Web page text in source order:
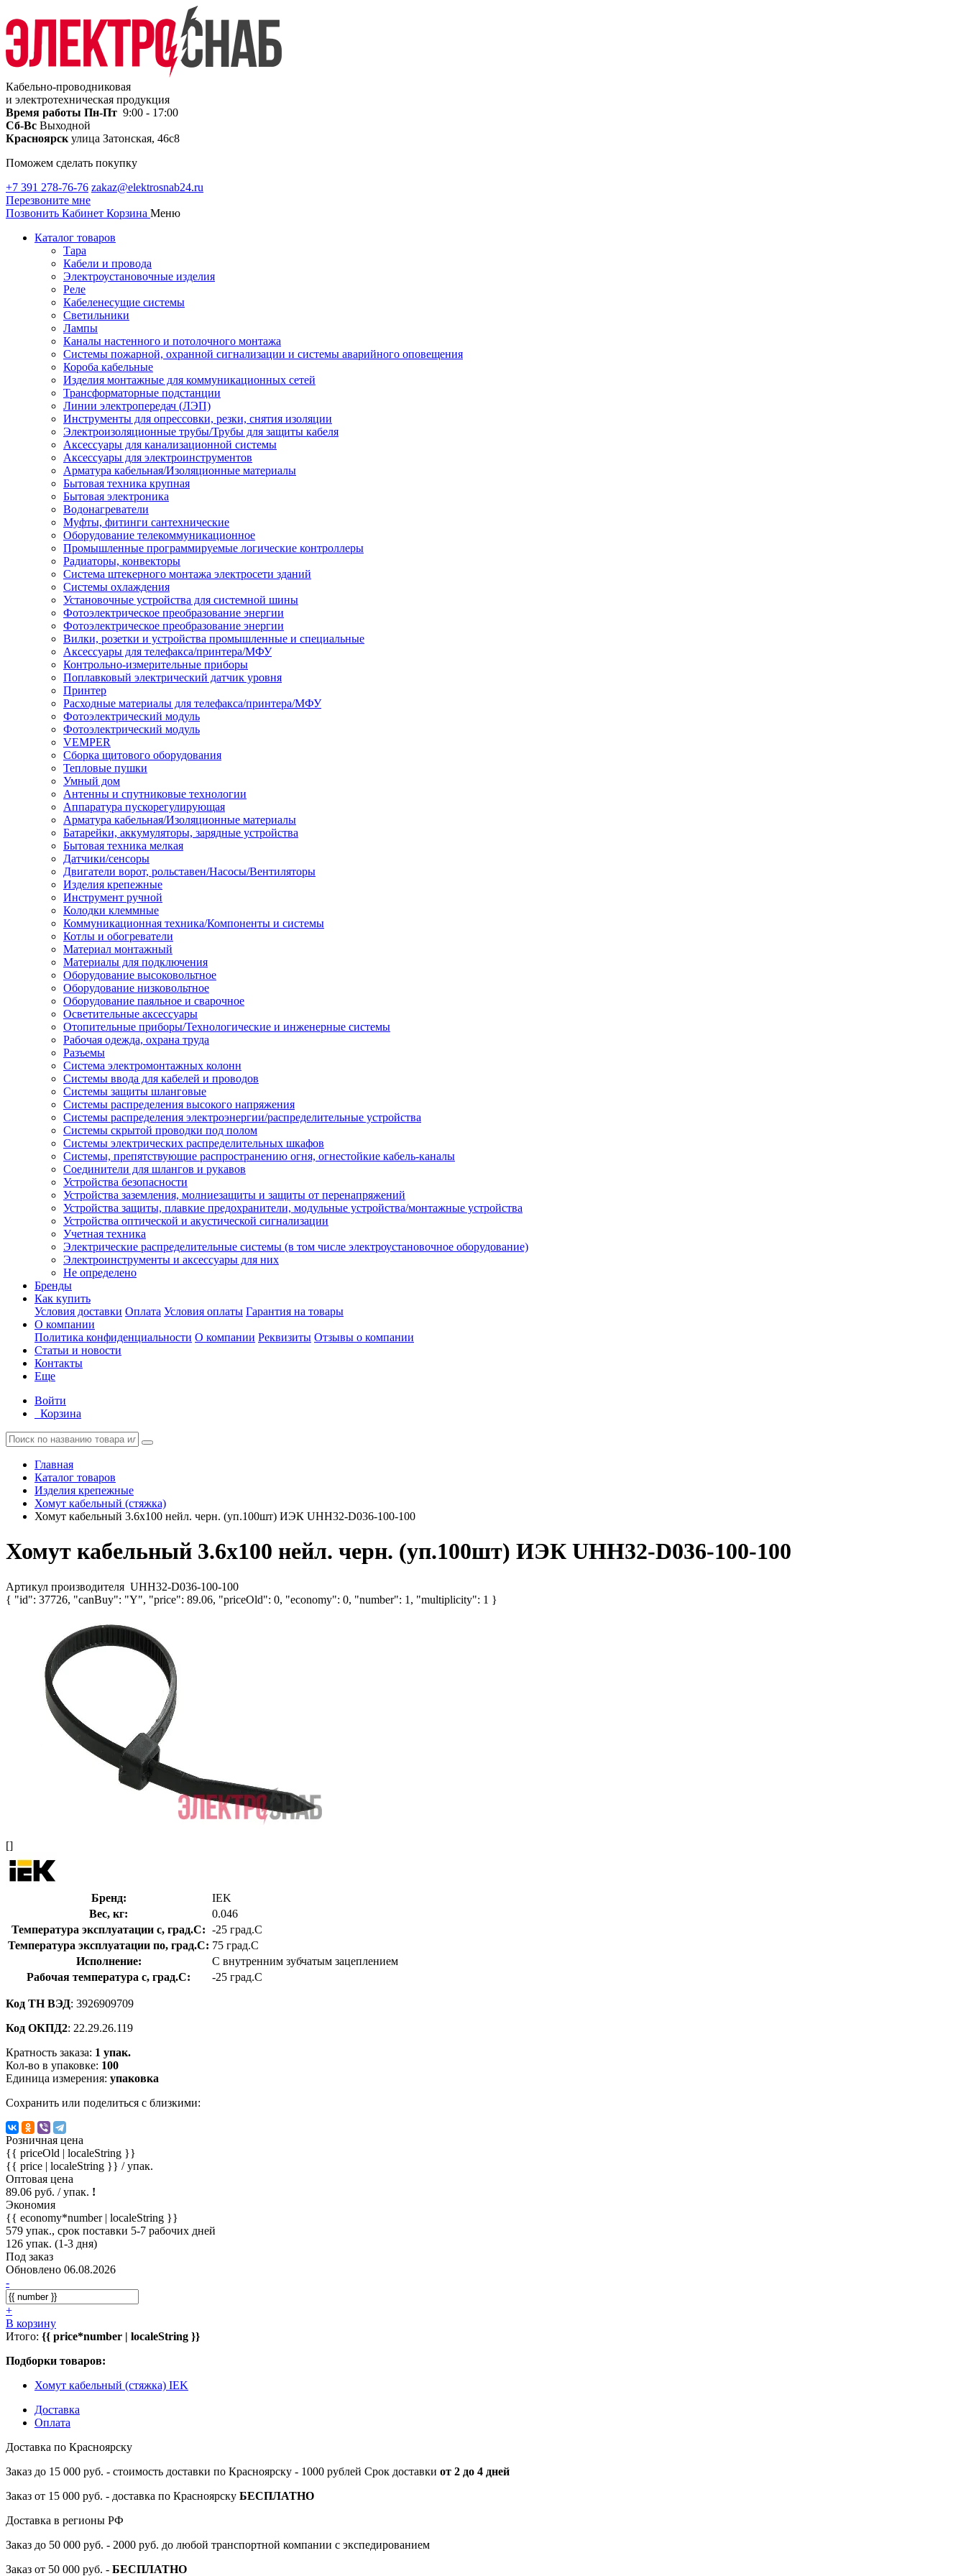
Кабельно-проводниковая
и электротехническая продукция
Время работы Пн-Пт 9:00 - 17:00
Сб-Вс Выходной
Красноярск улица Затонская, 46с8
Поможем сделать покупку
+7 391 278-76-76 zakaz@elektrosnab24.ru
Перезвоните мне
Позвонить Кабинет Корзина Меню
Каталог товаров
Тара
Кабели и провода
Электроустановочные изделия
Реле
Кабеленесущие системы
Светильники
Лампы
Каналы настенного и потолочного монтажа
Системы пожарной, охранной сигнализации и системы аварийного оповещения
Короба кабельные
Изделия монтажные для коммуникационных сетей
Трансформаторные подстанции
Линии электропередач (ЛЭП)
Инструменты для опрессовки, резки, снятия изоляции
Электроизоляционные трубы/Трубы для защиты кабеля
Аксессуары для канализационной системы
Аксессуары для электроинструментов
Арматура кабельная/Изоляционные материалы
Бытовая техника крупная
Бытовая электроника
Водонагреватели
Муфты, фитинги сантехнические
Оборудование телекоммуникационное
Промышленные программируемые логические контроллеры
Радиаторы, конвекторы
Система штекерного монтажа электросети зданий
Системы охлаждения
Установочные устройства для системной шины
Фотоэлектрическое преобразование энергии
Фотоэлектрическое преобразование энергии
Вилки, розетки и устройства промышленные и специальные
Аксессуары для телефакса/принтера/МФУ
Контрольно-измерительные приборы
Поплавковый электрический датчик уровня
Принтер
Расходные материалы для телефакса/принтера/МФУ
Фотоэлектрический модуль
Фотоэлектрический модуль
VEMPER
Сборка щитового оборудования
Тепловые пушки
Умный дом
Антенны и спутниковые технологии
Аппаратура пускорегулирующая
Арматура кабельная/Изоляционные материалы
Батарейки, аккумуляторы, зарядные устройства
Бытовая техника мелкая
Датчики/сенсоры
Двигатели ворот, рольставен/Насосы/Вентиляторы
Изделия крепежные
Инструмент ручной
Колодки клеммные
Коммуникационная техника/Компоненты и системы
Котлы и обогреватели
Материал монтажный
Материалы для подключения
Оборудование высоковольтное
Оборудование низковольтное
Оборудование паяльное и сварочное
Осветительные аксессуары
Отопительные приборы/Технологические и инженерные системы
Рабочая одежда, охрана труда
Разъемы
Система электромонтажных колонн
Системы ввода для кабелей и проводов
Системы защиты шланговые
Системы распределения высокого напряжения
Системы распределения электроэнергии/распределительные устройства
Системы скрытой проводки под полом
Системы электрических распределительных шкафов
Системы, препятствующие распространению огня, огнестойкие кабель-каналы
Соединители для шлангов и рукавов
Устройства безопасности
Устройства заземления, молниезащиты и защиты от перенапряжений
Устройства защиты, плавкие предохранители, модульные устройства/монтажные устройства
Устройства оптической и акустической сигнализации
Учетная техника
Электрические распределительные системы (в том числе электроустановочное оборудование)
Электроинструменты и аксессуары для них
Не определено
Бренды
Как купить
Условия доставки Оплата Условия оплаты Гарантия на товары
О компании
Политика конфиденциальности О компании Реквизиты Отзывы о компании
Статьи и новости
Контакты
Еще
Войти
Корзина
Главная
Каталог товаров
Изделия крепежные
Хомут кабельный (стяжка)
Хомут кабельный 3.6х100 нейл. черн. (уп.100шт) ИЭК UHH32-D036-100-100
Хомут кабельный 3.6х100 нейл. черн. (уп.100шт) ИЭК UHH32-D036-100-100
Артикул производителя UHH32-D036-100-100
{ "id": 37726, "canBuy": "Y", "price": 89.06, "priceOld": 0, "economy": 0, "number": 1, "multiplicity": 1 }
[]
Бренд:
IEK
Вес, кг:
0.046
Температура эксплуатации с, град.C: -25 град.C
Температура эксплуатации по, град.C: 75 град.C
Исполнение:
С внутренним зубчатым зацеплением
Рабочая температура с, град.C:
-25 град.C
Код ТН ВЭД: 3926909709
Код ОКПД2: 22.29.26.119
Кратность заказа: 1 упак.
Кол-во в упаковке: 100
Единица измерения: упаковка
Сохранить или поделиться с близкими:
Розничная цена
{{ priceOld | localeString }}
{{ price | localeString }} / упак.
Оптовая цена
89.06 руб. / упак. !
Экономия
{{ economy*number | localeString }}
579 упак., срок поставки 5-7 рабочих дней
126 упак. (1-3 дня)
Под заказ
Обновлено 06.08.2026
-
+
В корзину
Итого: {{ price*number | localeString }}
Подборки товаров:
Хомут кабельный (стяжка) IEK
Доставка
Оплата
Доставка по Красноярску
Заказ до 15 000 руб. - стоимость доставки по Красноярску - 1000 рублей Срок доставки от 2 до 4 дней
Заказ от 15 000 руб. - доставка по Красноярску БЕСПЛАТНО
Доставка в регионы РФ
Заказ до 50 000 руб. - 2000 руб. до любой транспортной компании с экспедированием
Заказ от 50 000 руб. - БЕСПЛАТНО